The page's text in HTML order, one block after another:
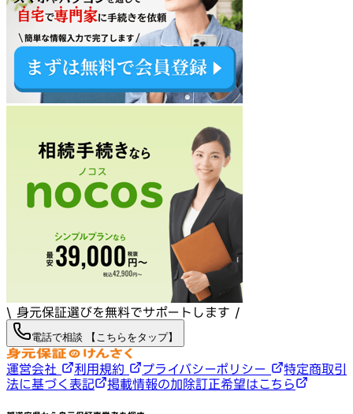
\ 身元保証選びを無料でサポートします /
電話で相談 【こちらをタップ】
運営会社 利用規約 プライバシーポリシー
特定商取引
法に基づく表記
掲載情報の加除訂正希望はこちら